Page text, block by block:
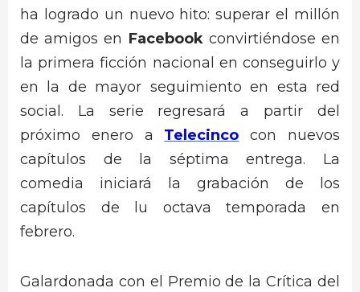
ha logrado un nuevo hito: superar el millón
de amigos en Facebookconvirtiéndose en
la primera ficción nacional en conseguirlo y
en la de mayor seguimiento en esta red
social. La serie regresará a partir del
próximo enero a Telecinco con nuevos
capítulos de la séptima entrega. La
comedia iniciará la grabación de los
capítulos de lu octava temporada en
febrero.
Galardonada con el Premio de la Crítica del